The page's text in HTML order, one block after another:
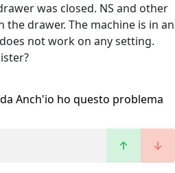
was closed. NS and other
the drawer. The machine is in an
not work on any setting.
Anch'io ho questo problema